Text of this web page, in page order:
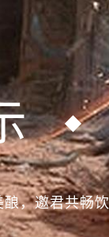
酿，邀君共畅饮